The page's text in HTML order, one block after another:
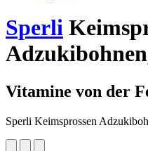
Sperli
Vitamine von der
Sperli Keimsprossen